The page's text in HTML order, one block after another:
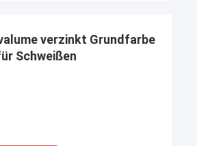
verzinkt Grundfarbe
Schweißen